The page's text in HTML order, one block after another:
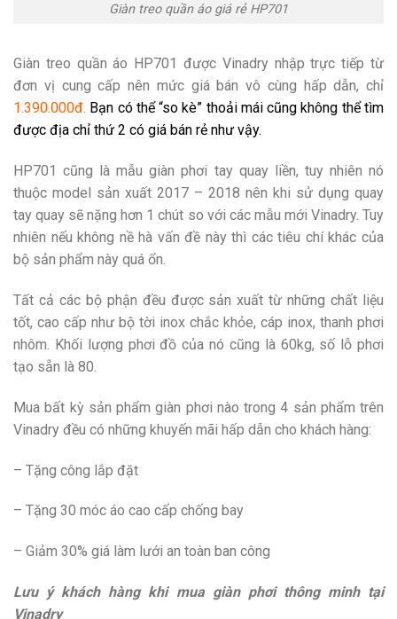
Giàn treo quần áo giá rẻ HP701
Giàn treo quần áo HP701 được Vinadry nhập trực tiếp từ
đơn vị cung cấp nên mức giá bán vô cùng hấp dẫn, chỉ
1.390.000đ. Bạn có thể “so kè” thoải mái cũng không thể tìm
được địa chỉ thứ 2 có giá bán rẻ như vậy.
HP701 cũng là mẫu giàn phơi tay quay liền, tuy nhiên nó
thuộc model sản xuất 2017 – 2018 nên khi sử dụng quay
tay quay sẽ nặng hơn 1 chút so với các mẫu mới Vinadry. Tuy
nhiên nếu không nề hà vấn đề này thì các tiêu chí khác của
bộ sản phẩm này quá ổn.
Tất cả các bộ phận đều được sản xuất từ những chất liệu
tốt, cao cấp như bộ tời inox chắc khỏe, cáp inox, thanh phơi
nhôm. Khối lượng phơi đồ của nó cũng là 60kg, số lỗ phơi
tạo sẵn là 80.
Mua bất kỳ sản phẩm giàn phơi nào trong 4 sản phẩm trên
Vinadry đều có những khuyến mãi hấp dẫn cho khách hàng:
– Tặng công lắp đặt
– Tặng 30 móc áo cao cấp chống bay
– Giảm 30% giá làm lưới an toàn ban công
Lưu ý khách hàng khi mua giàn phơi thông minh tại
Vinadry